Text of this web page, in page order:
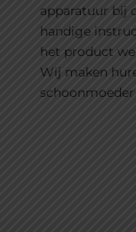
apparatuur bij
handige
het product
Wij maken